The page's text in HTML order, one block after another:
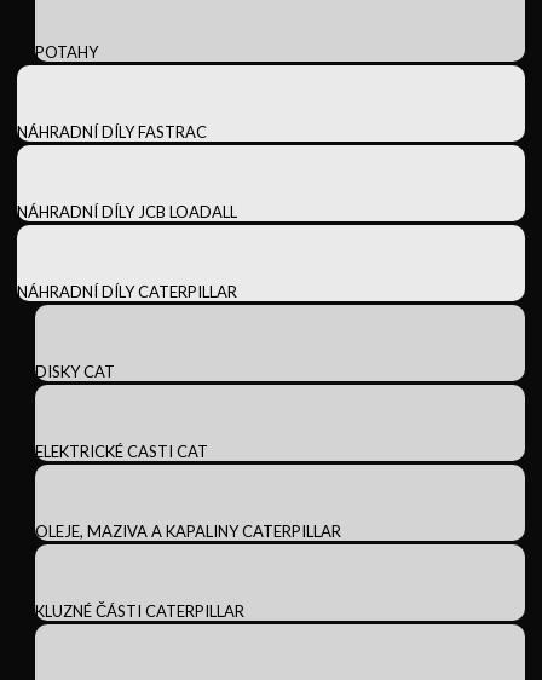
POTAHY
NÁHRADNÍ DÍLY FASTRAC
NÁHRADNÍ DÍLY JCB LOADALL
NÁHRADNÍ DÍLY CATERPILLAR
DISKY CAT
ELEKTRICKÉ CASTI CAT
OLEJE, MAZIVA A KAPALINY CATERPILLAR
KLUZNÉ ČÁSTI CATERPILLAR